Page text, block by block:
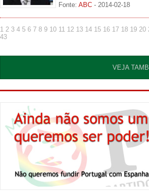
Fonte: ABC - 2014-02-18
1 2 3 4 5 6 7 8 9 10 11 12 13 14 15 16 17 18 19 20
43
VEJA